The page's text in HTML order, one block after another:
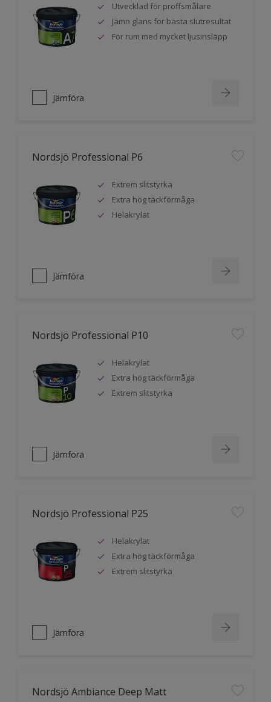
Utvecklad för proffsmålare
Jämn glans för bästa slutresultat
För rum med mycket ljusinsläpp
Jämföra
Nordsjö Professional P6
Extrem slitstyrka
Extra hög täckförmåga
Helakrylat
Jämföra
Nordsjö Professional P10
Helakrylat
Extra hög täckförmåga
Extrem slitstyrka
Jämföra
Nordsjö Professional P25
Helakrylat
Extra hög täckförmåga
Extrem slitstyrka
Jämföra
Nordsjö Ambiance Deep Matt